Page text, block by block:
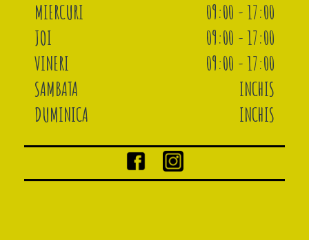
MIERCURI
09:00 - 17:00
JOI
09:00 - 17:00
VINERI
09:00 - 17:00
SAMBATA
INCHIS
DUMINICA
INCHIS